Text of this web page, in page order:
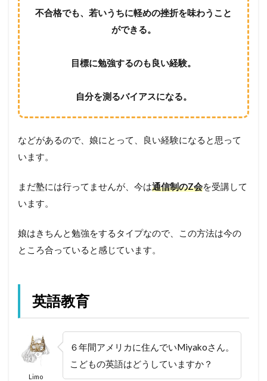
不合格でも、若いうちに軽めの挫折を味わうこと
ができる。
目標に勉強するのも良い経験。
自分を測るバイアスになる。
などがあるので、娘にとって、良い経験になると思って
います。
まだ塾には行ってませんが、今は通信制のZ会を受講して
います。
娘はきちんと勉強をするタイプなので、この方法は今の
ところ合っていると感じています。
英語教育
Limo
６年間アメリカに住んでいMiyakoさん。
こどもの英語はどうしていますか？